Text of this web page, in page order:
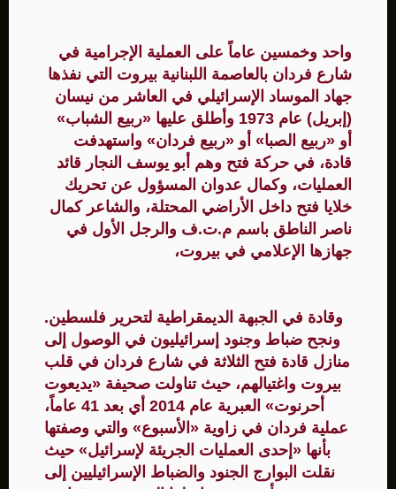
واحد وخمسين عاماً على العملية الإجرامية في
شارع فردان بالعاصمة اللبنانية بيروت التي نفذها
جهاد الموساد الإسرائيلي في العاشر من نيسان
(إبريل) عام 1973 وأطلق عليها «ربيع الشباب»
أو «ربيع الصبا» أو «ربيع فردان» واستهدفت
قادة، في حركة فتح وهم أبو يوسف النجار قائد
العمليات، وكمال عدوان المسؤول عن تحريك
خلايا فتح داخل الأراضي المحتلة، والشاعر كمال
ناصر الناطق باسم م.ت.ف والرجل الأول في
جهازها الإعلامي في بيروت،
وقادة في الجبهة الديمقراطية لتحرير فلسطين.
ونجح ضباط وجنود إسرائيليون في الوصول إلى
منازل قادة فتح الثلاثة في شارع فردان في قلب
بيروت واغتيالهم، حيث تناولت صحيفة «يديعوت
أحرنوت» العبرية عام 2014 أي بعد 41 عاماً،
عملية فردان في زاوية «الأسبوع» والتي وصفتها
بأنها «إحدى العمليات الجريئة لإسرائيل» حيث
نقلت البوارج الجنود والضباط الإسرائيليين إلى